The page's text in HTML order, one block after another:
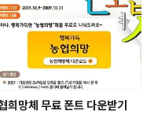
리보호 및
청렴위원
2008년 2
희망체 무료 폰트 다운받기